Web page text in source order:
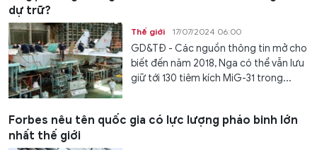
dự trữ?
Thế giới 17/07/2024 06:00
GD&TĐ - Các nguồn thông tin mở cho
biết đến năm 2018, Nga có thể vẫn lưu
giữ tới 130 tiêm kích MiG-31 trong...
Forbes nêu tên quốc gia có lực lượng pháo binh lớn
nhất thế giới